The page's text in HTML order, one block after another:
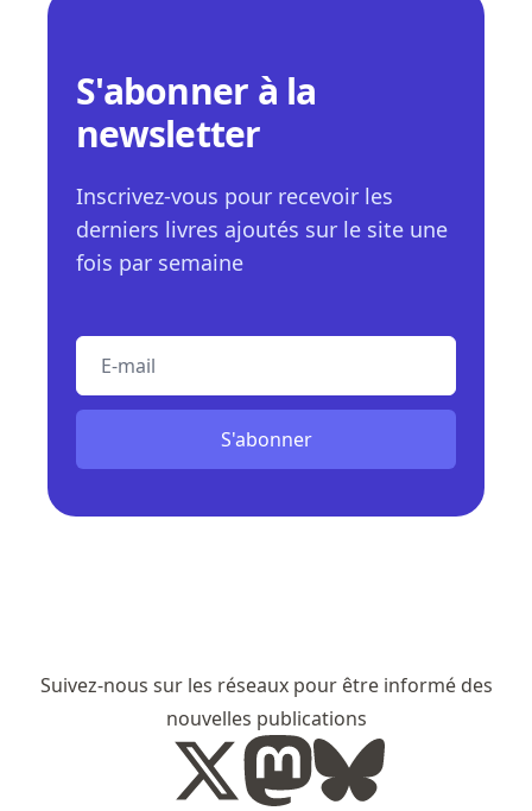
S'abonner à la
newsletter
Inscrivez-vous pour recevoir les
derniers livres ajoutés sur le site une
fois par semaine
E-mail
S'abonner
Suivez-nous sur les réseaux pour être informé des
nouvelles publications